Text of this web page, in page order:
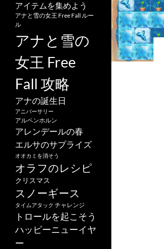
アイテムを集めよう
アナと雪の女王 Free Fall ルー
ル
アナと雪の
女王 Free
Fall 攻略
アナの誕生日
アニバーサリー
アルペンホルン
アレンデールの春
エルサのサプライズ
オオカミを消そう
オラフのレシピ
クリスマス
スノーギース
タイムアタック チャレンジ
トロールを起こそう
ハッピーニューイヤ
ー